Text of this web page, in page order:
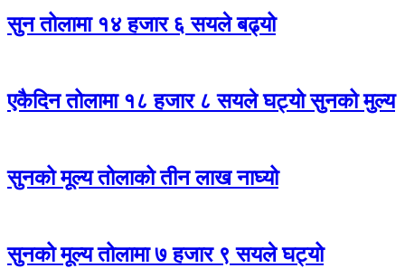
सुन तोलामा १४ हजार ६ सयले बढ्यो
एकैदिन तोलामा १८ हजार ८ सयले घट्यो सुनको मुल्य
सुनको मूल्य तोलाको तीन लाख नाघ्यो
सुनको मूल्य तोलामा ७ हजार ९ सयले घट्यो